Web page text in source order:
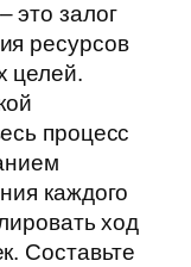
это залог
ресурсов
целей.
процесс
каждого
ход
Составьте